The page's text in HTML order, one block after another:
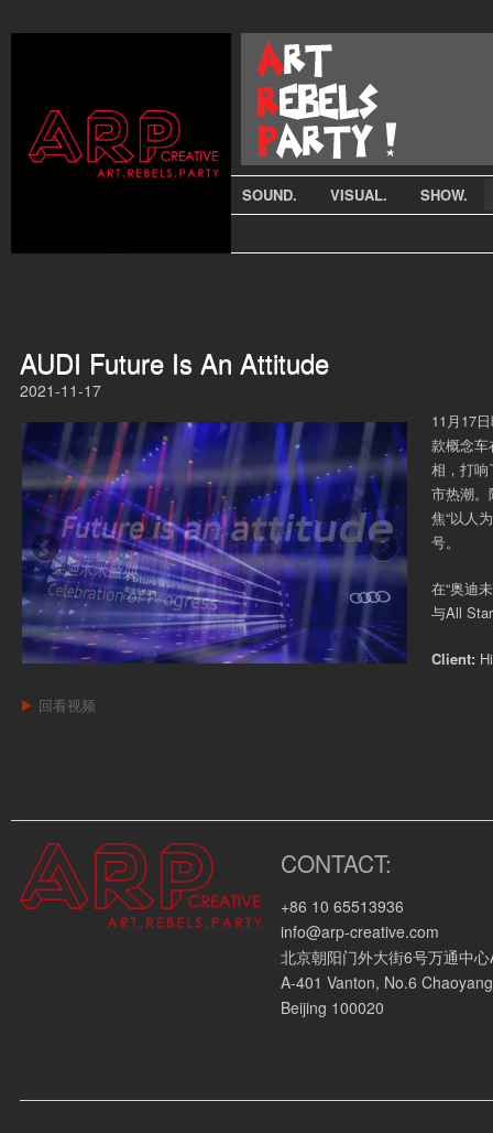
SOUND. VISUAL. SHOW.
AUDI Future Is An Attitude
2021-11-17
11月17
款概念车
相，打
市热潮
焦“以人
号。
在“奥迪
与All
Client:
▶ 回看视频
CONTACT:
+86 10 65513936
info@arp-creative.com
北京朝阳门外大街6号万通中
A-401 Vanton, No.6
Beijing 100020